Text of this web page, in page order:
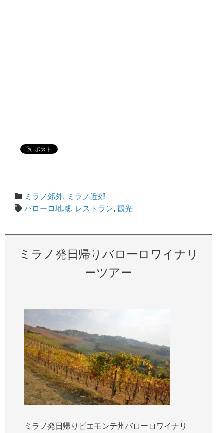
ミラノ郊外, ミラノ近郊
バローロ地域, レストラン, 観光
ミラノ発日帰りバローロワイナリ
ーツアー
ミラノ発日帰りピエモンテ州バローロワイナリ